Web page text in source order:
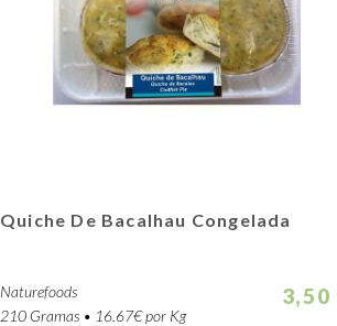
Quiche De Bacalhau Congelada
Naturefoods
210 Gramas • 16.67€ por Kg
3,50